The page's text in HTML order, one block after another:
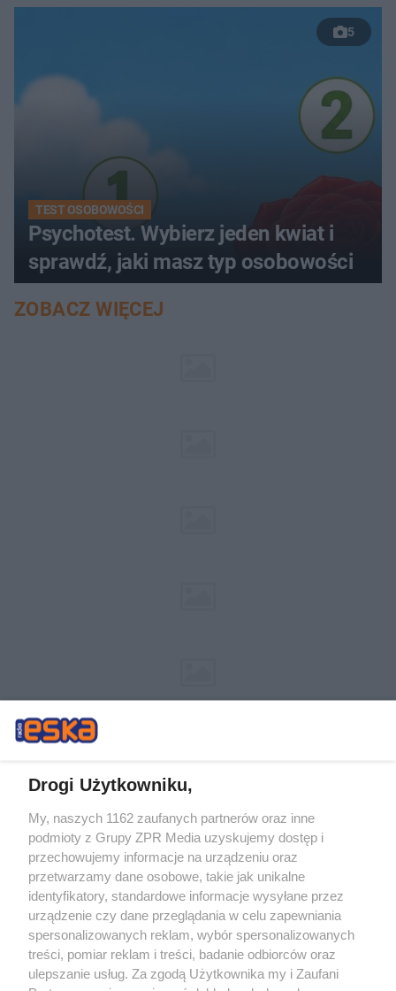
5
TEST OSOBOWOŚCI
Psychotest. Wybierz jeden kwiat i
sprawdź, jaki masz typ osobowości
ZOBACZ WIĘCEJ
Żaden utwór zamieszczony w serwisie nie może być powielany i
rozpowszechniany lub dalej rozpowszechniany w jakikolwiek sposób (w
tym także elektroniczny lub mechaniczny) na jakimkolwiek polu
eksploatacji w jakiejkolwiek formie, włącznie z umieszczaniem w Internecie
bez pisemnej zgody właściciela praw. Jakiekolwiek użycie lub
wykorzystanie utworów w całości lub w części z naruszeniem prawa, tzn.
bez właściwej zgody, jest zabronione pod groźbą kary i może być ścigane
prawnie.
Drogi Użytkowniku,
My, naszych 1162 zaufanych partnerów oraz inne
podmioty z Grupy ZPR Media uzyskujemy dostęp i
przechowujemy informacje na urządzeniu oraz
przetwarzamy dane osobowe, takie jak unikalne
identyfikatory, standardowe informacje wysyłane przez
urządzenie czy dane przeglądania w celu zapewniania
spersonalizowanych reklam, wybór spersonalizowanych
treści, pomiar reklam i treści, badanie odbiorców oraz
ulepszanie usług. Za zgodą Użytkownika my i Zaufani